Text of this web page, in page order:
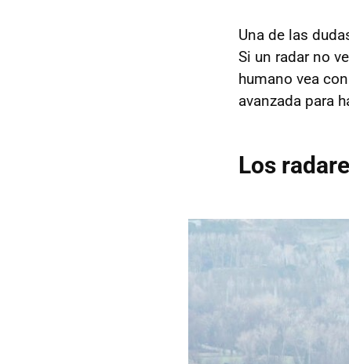
Una de las
Si un radar no
humano vea
avanzada para
Los